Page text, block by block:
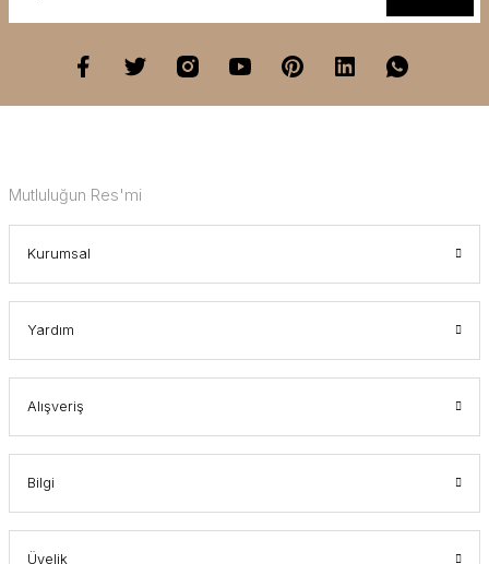
Mutluluğun Res'mi
Kurumsal
Yardım
Alışveriş
Bilgi
Üyelik